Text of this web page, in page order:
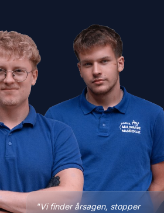
"Vi finder årsagen, stopper